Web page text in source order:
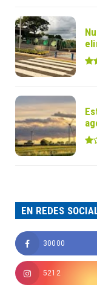
EN REDES
30000
5212